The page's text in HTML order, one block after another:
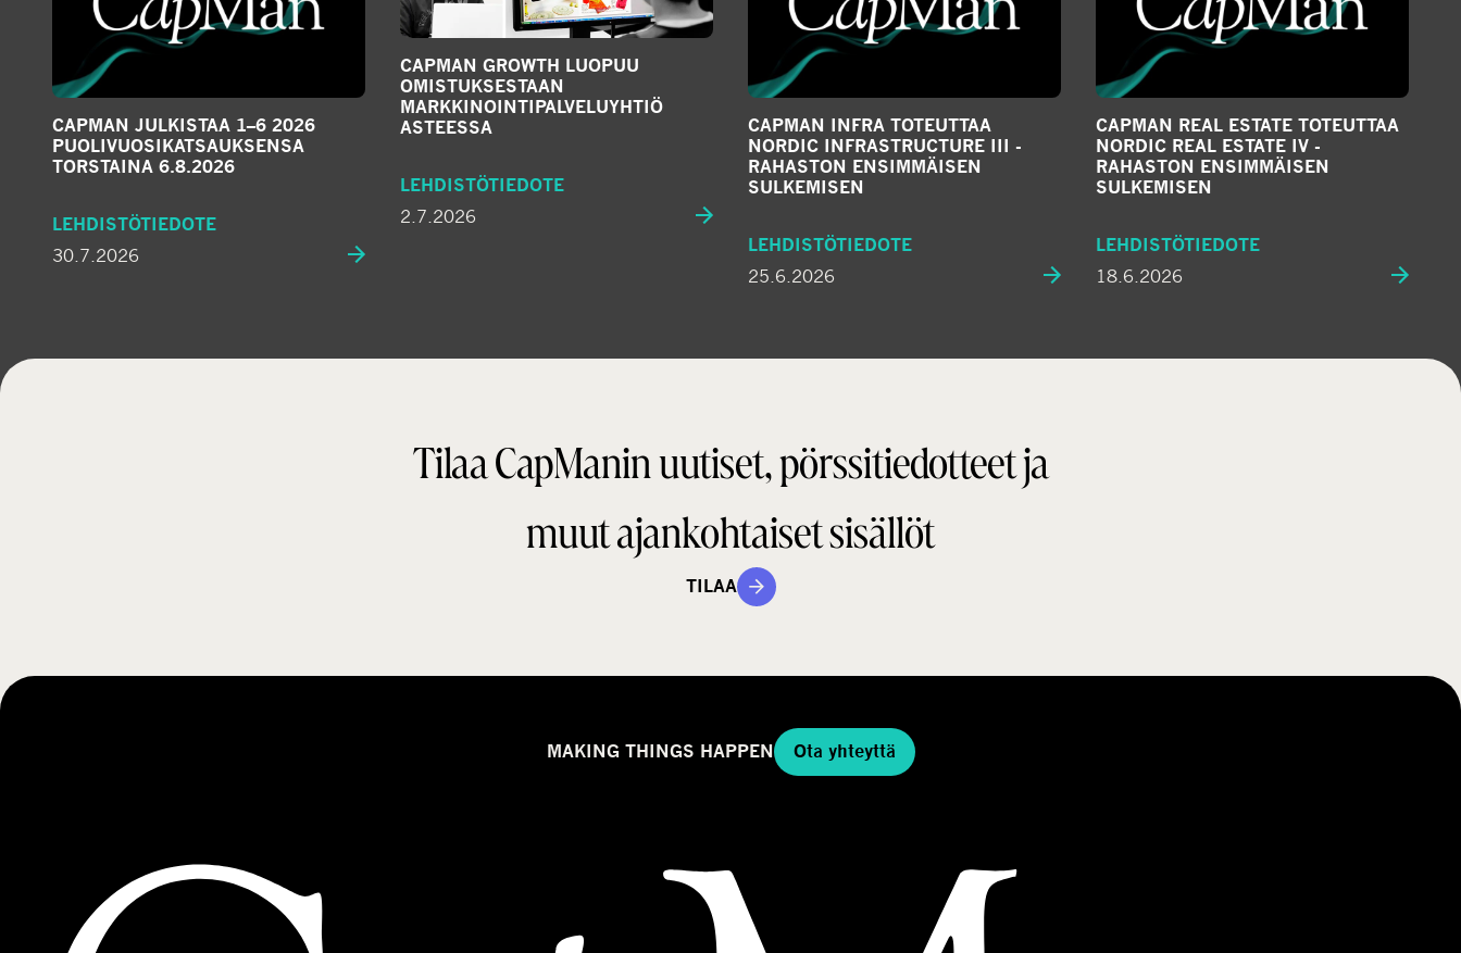
CAPMAN JULKISTAA 1–6 2026
PUOLIVUOSIKATSAUKSENSA
TORSTAINA 6.8.2026
LEHDISTÖTIEDOTE
30.7.2026
CAPMAN GROWTH LUOPUU
OMISTUKSESTAAN
MARKKINOINTIPALVELUYHTIÖ
ASTEESSA
LEHDISTÖTIEDOTE
2.7.2026
CAPMAN INFRA TOTEUTTAA
NORDIC INFRASTRUCTURE III -
RAHASTON ENSIMMÄISEN
SULKEMISEN
LEHDISTÖTIEDOTE
25.6.2026
CAPMAN REAL ESTATE TOTEUTTAA
NORDIC REAL ESTATE IV -
RAHASTON ENSIMMÄISEN
SULKEMISEN
LEHDISTÖTIEDOTE
18.6.2026
Tilaa CapManin uutiset, pörssitiedotteet ja
muut ajankohtaiset sisällöt
TILAA
MAKING THINGS HAPPEN Ota yhteyttä